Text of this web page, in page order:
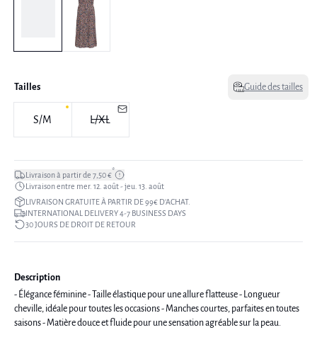
Tailles Guide des tailles
S/M L/XL
Livraison à partir de 7,50 €*
Livraison entre mer. 12. août - jeu. 13. août
LIVRAISON GRATUITE À PARTIR DE 99€ D’ACHAT.
INTERNATIONAL DELIVERY 4-7 BUSINESS DAYS
30 JOURS DE DROIT DE RETOUR
Description
- Élégance féminine - Taille élastique pour une allure flatteuse - Longueur
cheville, idéale pour toutes les occasions - Manches courtes, parfaites en toutes
saisons - Matière douce et fluide pour une sensation agréable sur la peau.